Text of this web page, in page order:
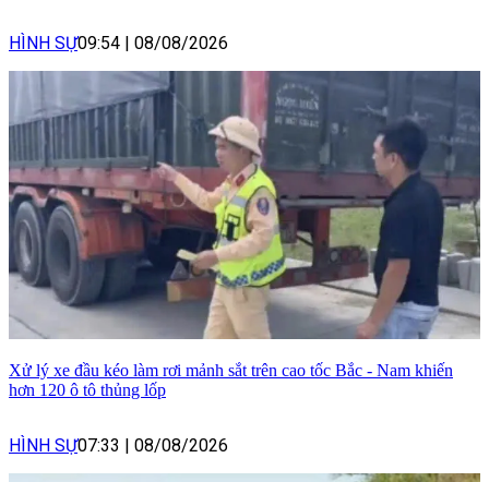
HÌNH SỰ09:54 08/08/2026
Xử lý xe đầu kéo làm rơi mảnh sắt trên cao tốc Bắc - Nam khiến
hơn 120 ô tô thủng lốp
HÌNH SỰ07:33 | 08/08/2026